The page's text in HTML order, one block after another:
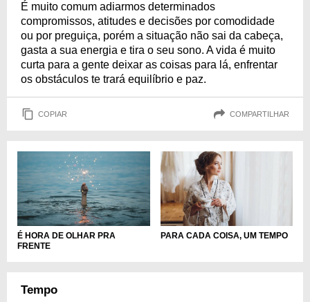
É muito comum adiarmos determinados
compromissos, atitudes e decisões por comodidade
ou por preguiça, porém a situação não sai da cabeça,
gasta a sua energia e tira o seu sono. A vida é muito
curta para a gente deixar as coisas para lá, enfrentar
os obstáculos te trará equilíbrio e paz.
COPIAR COMPARTILHAR
É HORA DE OLHAR PRA
FRENTE
PARA CADA COISA, UM TEMPO
Tempo